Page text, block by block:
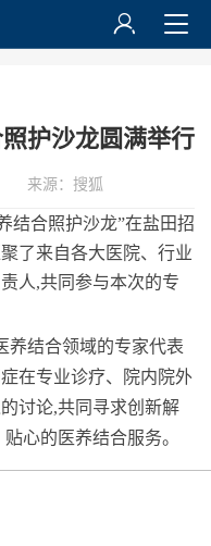
护沙龙圆满举行
来源：搜狐
结合照护沙龙”在盐田招
了来自各大医院、行业
人,共同参与本次的专
养结合领域的专家代表
在专业诊疗、院内院外
讨论,共同寻求创新解
心的医养结合服务。